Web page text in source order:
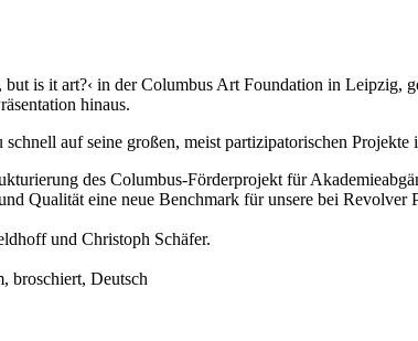
is it art?‹ in der Columbus Art Foundation in Leipzig,
hinaus.
auf seine großen, meist partizipatorischen
des Columbus-Förderprojekt für
Qualität eine neue Benchmark für unsere bei Revolver
und Christoph Schäfer.
broschiert, Deutsch